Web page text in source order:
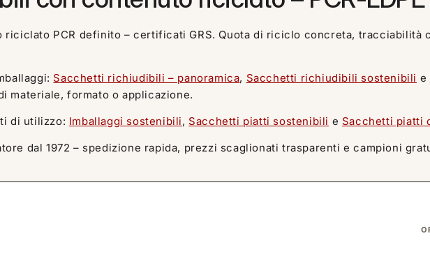
PCR definito – certificati GRS. Quota di riciclo concreta, tracciabilità
Sacchetti richiudibili – panoramica, Sacchetti richiudibili sostenibili e
materiale, formato o applicazione.
di utilizzo: Imballaggi sostenibili, Sacchetti piatti sostenibili e Sacchetti piatti
dal 1972 – spedizione rapida, prezzi scaglionati trasparenti e campioni